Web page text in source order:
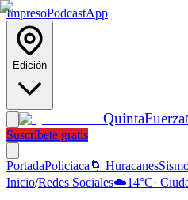
ImpresoPodcastApp
Edición
QuintaFuerza
Suscríbete gratis
PortadaPoliciaca 🌀 Huracanes
Inicio/Redes Sociales☁️14°C·